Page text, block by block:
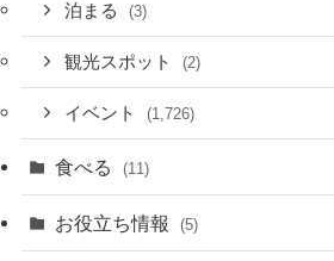
泊まる (3)
観光スポット (2)
イベント (1,726)
食べる (11)
お役立ち情報 (5)